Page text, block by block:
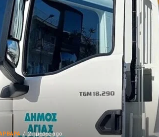
2 ημέρες ago